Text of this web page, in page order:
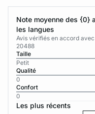
Note moyenne des {0}
les langues
Avis vérifiés en accord
20488
Taille
Petit
Qualité
0
Confort
0
Les plus récents